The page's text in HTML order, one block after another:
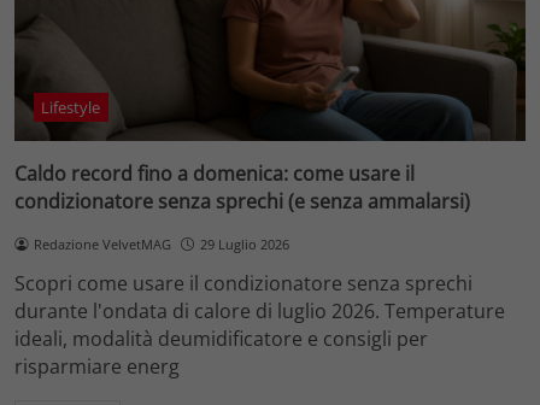
Lifestyle
Caldo record fino a domenica: come usare il
condizionatore senza sprechi (e senza ammalarsi)
Redazione VelvetMAG 29 Luglio 2026
Scopri come usare il condizionatore senza sprechi
durante l'ondata di calore di luglio 2026. Temperature
ideali, modalità deumidificatore e consigli per
risparmiare energ